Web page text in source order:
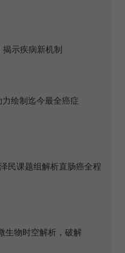
示疾病新机制
绘制迄今最全癌症
民课题组解析直肠癌全程
生物时空解析，破解